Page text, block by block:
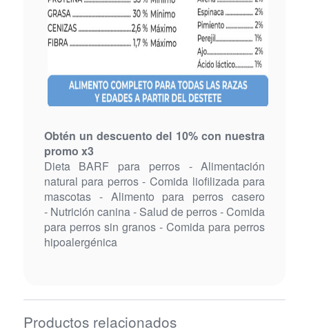
Obtén un descuento del 10% con nuestra
promo x3
Dieta BARF para perros - Alimentación
natural para perros - Comida liofilizada para
mascotas - Alimento para perros casero
- Nutrición canina - Salud de perros - Comida
para perros sin granos - Comida para perros
hipoalergénica
Productos relacionados